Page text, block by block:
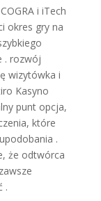
i iTech
okres gry na
. rozwój
wizytówka i
Kasyno
punt opcja,
które
.
że odtwórca
.